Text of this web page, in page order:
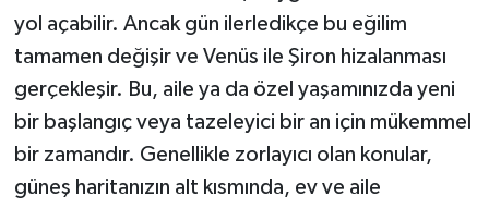
yol açabilir. Ancak gün ilerledikçe bu eğilim
tamamen değişir ve Venüs ile Şiron hizalanması
gerçekleşir. Bu, aile ya da özel yaşamınızda yeni
bir başlangıç veya tazeleyici bir an için mükemmel
bir zamandır. Genellikle zorlayıcı olan konular,
güneş haritanızın alt kısmında, ev ve aile